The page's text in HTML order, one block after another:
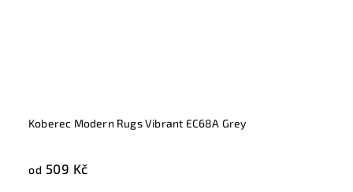
Koberec Modern Rugs Vibrant EC68A Grey
od 509 Kč